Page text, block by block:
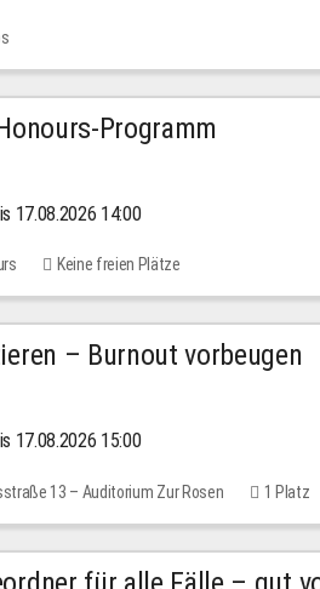
Programm
17.08.2026 14:00
Keine freien Plätze
– Burnout vorbeugen
17.08.2026 15:00
13 – Auditorium Zur Rosen 1 Platz